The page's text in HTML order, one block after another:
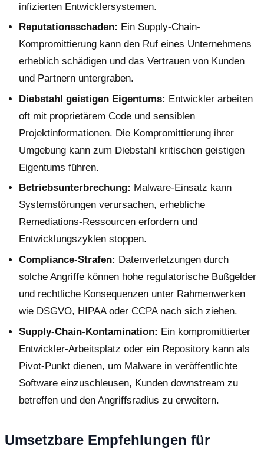
infizierten Entwicklersystemen.
Reputationsschaden: Ein Supply-Chain-
Kompromittierung kann den Ruf eines Unternehmens
erheblich schädigen und das Vertrauen von Kunden
und Partnern untergraben.
Diebstahl geistigen Eigentums: Entwickler arbeiten
oft mit proprietärem Code und sensiblen
Projektinformationen. Die Kompromittierung ihrer
Umgebung kann zum Diebstahl kritischen geistigen
Eigentums führen.
Betriebsunterbrechung: Malware-Einsatz kann
Systemstörungen verursachen, erhebliche
Remediations-Ressourcen erfordern und
Entwicklungszyklen stoppen.
Compliance-Strafen: Datenverletzungen durch
solche Angriffe können hohe regulatorische Bußgelder
und rechtliche Konsequenzen unter Rahmenwerken
wie DSGVO, HIPAA oder CCPA nach sich ziehen.
Supply-Chain-Kontamination: Ein kompromittierter
Entwickler-Arbeitsplatz oder ein Repository kann als
Pivot-Punkt dienen, um Malware in veröffentlichte
Software einzuschleusen, Kunden downstream zu
betreffen und den Angriffsradius zu erweitern.
Umsetzbare Empfehlungen für